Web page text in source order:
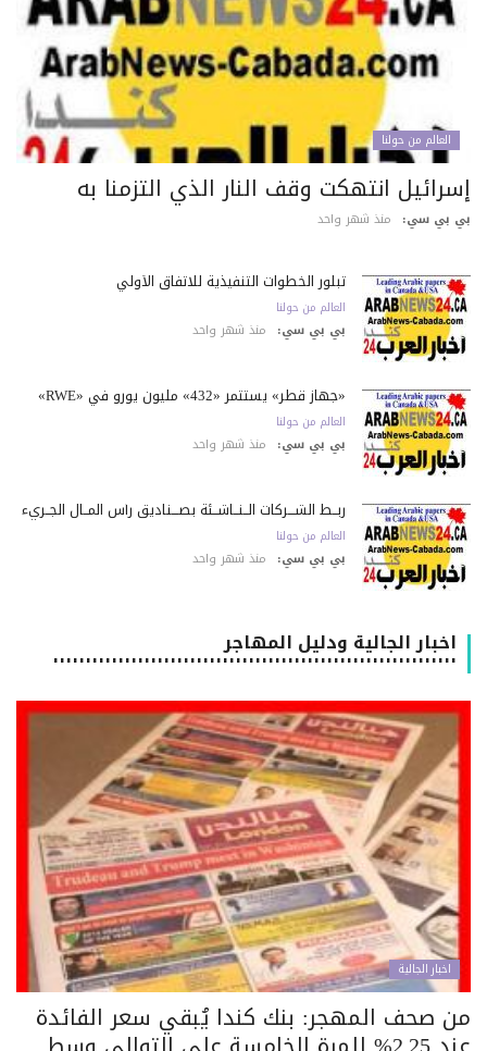
العالم من حولنا
انتهكت وقف النار الذي التزمنا به
بي سي: منذ شهر واحد
تبلور الخطوات التنفيذية للاتفاق الأولي
العالم من حولنا
بي بي سي: منذ شهر واحد
«جهاز قطر» يستثمر «432» مليون يورو في «RWE»
العالم من حولنا
بي بي سي: منذ شهر واحد
ربــط الشـــركات الــنــاشــئة بصـــناديق رأس المــال الجــريء
العالم من حولنا
بي بي سي: منذ شهر واحد
اخبار الجالية ودليل المهاجر
٠٠٠٠٠٠٠٠٠٠٠٠٠٠٠٠٠٠٠٠٠٠٠٠٠٠٠٠٠٠٠٠٠٠٠٠٠٠٠٠٠٠٠٠٠٠٠٠٠٠٠٠٠٠٠٠٠٠٠٠٠٠
اخبار الجالية
صحف المهجر: بنك كندا يُبقي سعر الفائدة